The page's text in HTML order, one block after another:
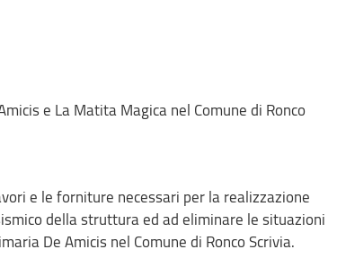
e La Matita Magica nel Comune di Ronco
e le forniture necessari per la realizzazione
della struttura ed ad eliminare le situazioni
De Amicis nel Comune di Ronco Scrivia.